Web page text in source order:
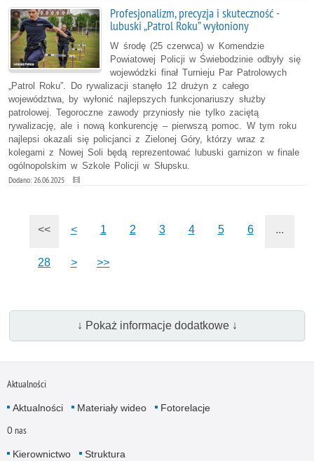
Profesjonalizm, precyzja i skuteczność -
lubuski „Patrol Roku” wyłoniony
W środę (25 czerwca) w Komendzie
Powiatowej Policji w Świebodzinie odbyły się
wojewódzki finał Turnieju Par Patrolowych
„Patrol Roku”. Do rywalizacji stanęło 12 drużyn z całego
województwa, by wyłonić najlepszych funkcjonariuszy służby
patrolowej. Tegoroczne zawody przyniosły nie tylko zaciętą
rywalizację, ale i nową konkurencję – pierwszą pomoc. W tym roku
najlepsi okazali się policjanci z Zielonej Góry, którzy wraz z
kolegami z Nowej Soli będą reprezentować lubuski garnizon w finale
ogólnopolskim w Szkole Policji w Słupsku.
Dodano: 26.06.2025
<< < 1 2 3 4 5 6 ...
28 > >>
↓ Pokaż informacje dodatkowe ↓
Aktualności
Aktualności Materiały wideo Fotorelacje
O nas
Kierownictwo
Struktura